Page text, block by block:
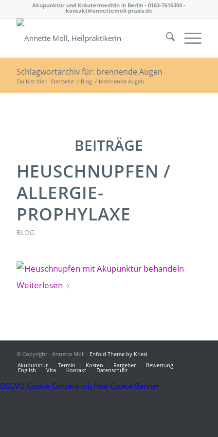
Akupunktur und Kräutermedizin in Berlin - 0163-7616304 -
kontakt@annettemoll-praxis.de
Schlagwortarchiv für: brennende Augen
Du bist hier: Startseite / Blog / brennende Augen
BEITRÄGE
HEUSCHNUPFEN /
ALLERGIE-
PROPHYLAXE
BLOG
Weiterlesen
© Copyright - Annette Moll - Enfold Theme by Kriesi
Akupunktur
Termin Kosten Ratgeber Bewertung
English Vita Kontakt Datenschutz
DSGVO Cookie Consent mit Real Cookie Banner